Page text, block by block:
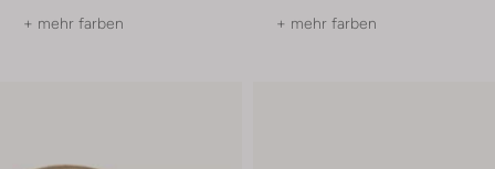
+ mehr farben + mehr farben